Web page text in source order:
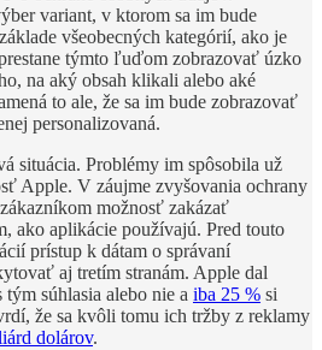
variant, v ktorom sa im bude
všeobecných kategórií, ako je
týmto ľuďom zobrazovať úzko
na aký obsah klikali alebo aké
to ale, že sa im bude zobrazovať
personalizovaná.
situácia. Problémy im spôsobila už
Apple. V záujme zvyšovania ochrany
možnosť zakázať
ako aplikácie používajú. Pred touto
prístup k dátam o správaní
aj tretím stranám. Apple dal
súhlasia alebo nie a iba 25 % si
že sa kvôli tomu ich tržby z reklamy
dolárov.